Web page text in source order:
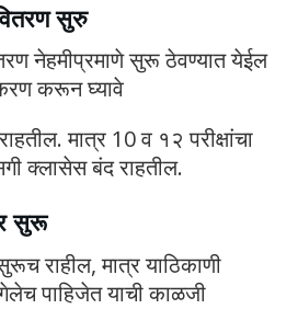
सुरु
नेहमीप्रमाणे सुरू ठेवण्यात येईल
करून घ्यावे
मात्र 10 व १२ परीक्षांचा
क्लासेस बंद राहतील.
सुरू
राहील, मात्र याठिकाणी
पाहिजेत याची काळजी